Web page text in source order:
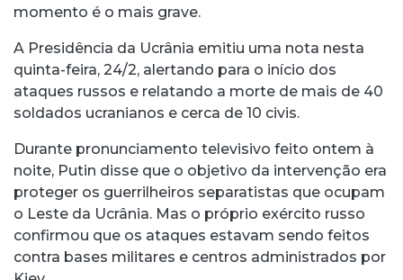
momento é o mais grave.
A Presidência da Ucrânia emitiu uma nota nesta
quinta-feira, 24/2, alertando para o início dos
ataques russos e relatando a morte de mais de 40
soldados ucranianos e cerca de 10 civis.
Durante pronunciamento televisivo feito ontem à
noite, Putin disse que o objetivo da intervenção era
proteger os guerrilheiros separatistas que ocupam
o Leste da Ucrânia. Mas o próprio exército russo
confirmou que os ataques estavam sendo feitos
contra bases militares e centros administrados por